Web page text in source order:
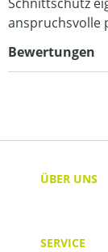
anspruchsvolle
Bewertungen
ÜBER UNS
SERVICE